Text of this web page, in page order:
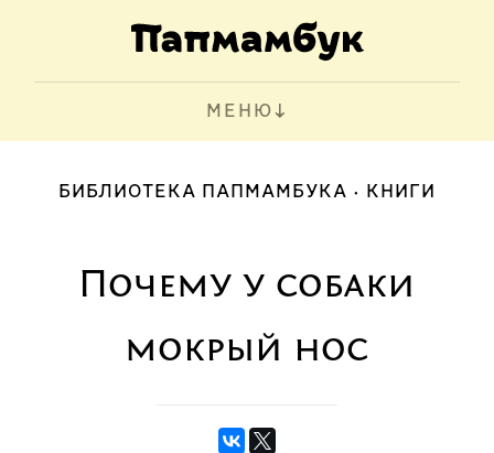
МЕНЮ
БИБЛИОТЕКА ПАПМАМБУКА КНИГИ
Почему у собаки
мокрый нос